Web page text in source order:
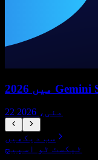
22 مئی، 2026
سب دیکھیں
ٹیکسٹ ٹو اسپیچ